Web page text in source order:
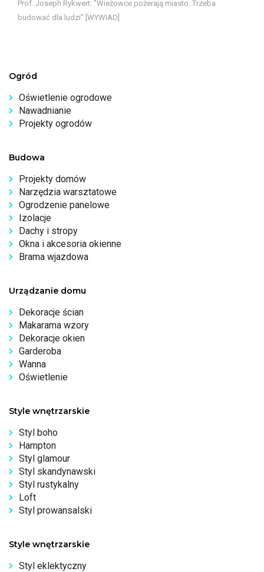
Prof. Joseph Rykwert: "Wieżowce pożerają miasto. Trzeba
budować dla ludzi" [WYWIAD]
Ogród
Oświetlenie ogrodowe
Nawadnianie
Projekty ogrodów
Budowa
Projekty domów
Narzędzia warsztatowe
Ogrodzenie panelowe
Izolacje
Dachy i stropy
Okna i akcesoria okienne
Brama wjazdowa
Urządzanie domu
Dekoracje ścian
Makarama wzory
Dekoracje okien
Garderoba
Wanna
Oświetlenie
Style wnętrzarskie
Styl boho
Hampton
Styl glamour
Styl skandynawski
Styl rustykalny
Loft
Styl prowansalski
Style wnętrzarskie
Styl eklektyczny